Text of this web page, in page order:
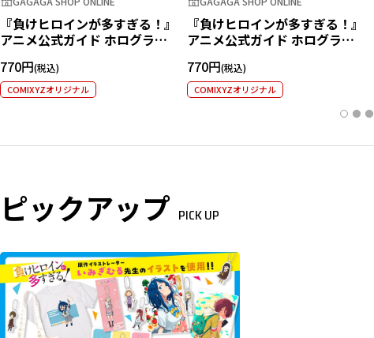
『負けヒロインが多すぎる！』
アニメ公式ガイド ホログラム
770円
COMIXYZオリジナル
『負けヒロインが多すぎる！』
アニメ公式ガイド ホログラム
770円
COMIXYZオリジナル
ピックアップ PICK UP